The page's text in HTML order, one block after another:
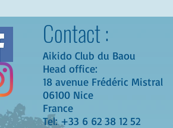
Contact :
Aikido Club du Baou
Head office:
18 avenue Frédéric Mistral
06100 Nice
France
Tel: +33 6 62 38 12 52